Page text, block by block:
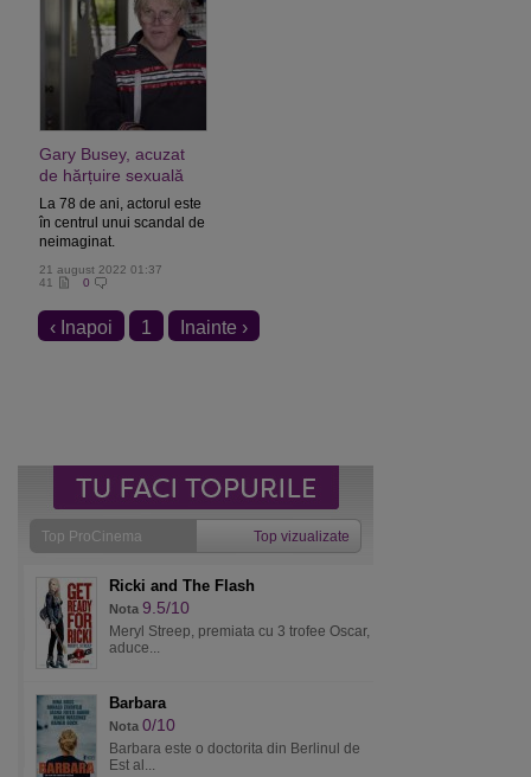
Gary Busey, acuzat
de hărțuire sexuală
La 78 de ani, actorul este
în centrul unui scandal de
neimaginat.
21 august 2022 01:37
41
0
‹ Inapoi 1 Inainte ›
Top ProCinema Top vizualizate
Ricki and The Flash
Nota 9.5/10
Meryl Streep, premiata cu 3 trofee Oscar,
aduce...
Barbara
Nota 0/10
Barbara este o doctorita din Berlinul de
Est al...